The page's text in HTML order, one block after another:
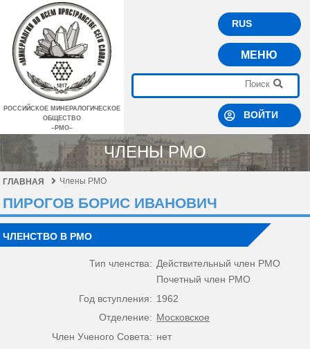
РОССИЙСКОЕ МИНЕРАЛОГИЧЕСКОЕ
ОБЩЕСТВО
–РМО–
RUS
МЕНЮ
ВОЙТИ
ЧЛЕНЫ РМО
ГЛАВНАЯ Члены РМО
ПИРОГОВ БОРИС ИВАНОВИЧ
ЧЛЕНСТВО В РМО
Тип членства: Действительный член РМО
Почетный член РМО
Год вступления: 1962
Отделение: Московское
Член Ученого Совета: нет